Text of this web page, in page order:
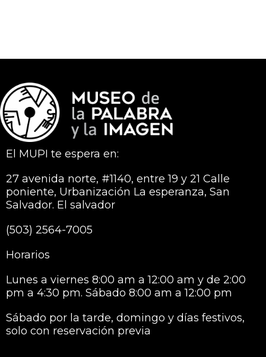
El MUPI te espera en:
27 avenida norte, #1140, entre 19 y 21 Calle
poniente, Urbanización La esperanza, San
Salvador. El salvador
(503) 2564-7005
Horarios
Lunes a viernes 8:00 am a 12:00 am y de 2:00
pm a 4:30 pm. Sábado 8:00 am a 12:00 pm
Sábado por la tarde, domingo y días festivos,
solo con reservación previa